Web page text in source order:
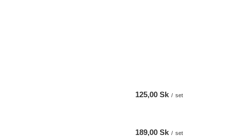
125,00 Sk / set
189,00 Sk / set